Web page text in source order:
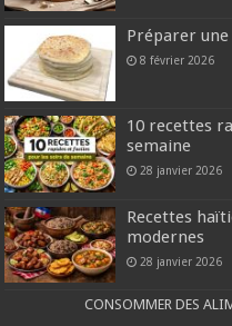
Préparer
8 février 2026
10 recettes
semaine
28 janvier 2026
Recettes
modernes
28 janvier 2026
CONSOMMER DES